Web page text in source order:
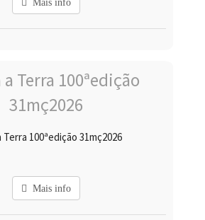
Mais info
Terra 100ªedição 31mç2026
Mais info